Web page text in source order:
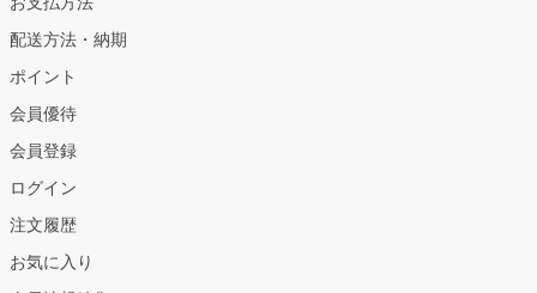
配送方法・納期
ポイント
会員優待
会員登録
ログイン
注文履歴
お気に入り